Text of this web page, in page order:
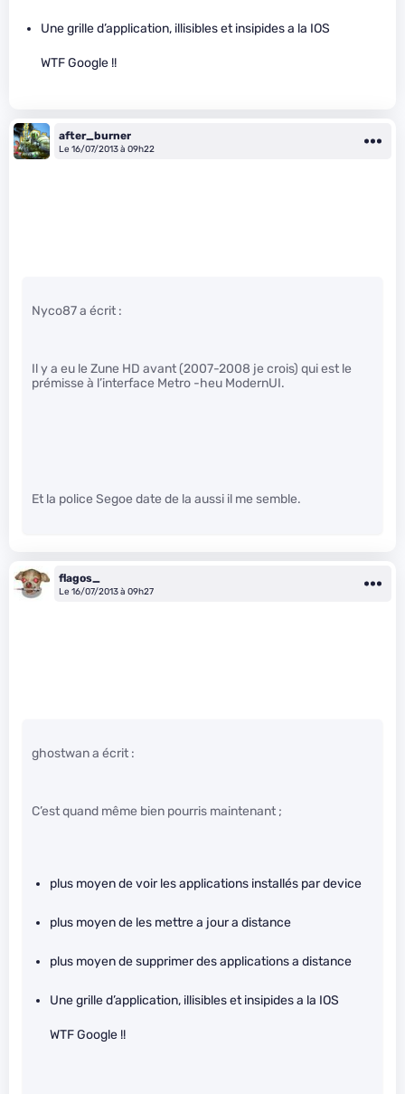
Une grille d’application, illisibles et insipides a la IOS
WTF Google !!
after_burner
Le 16/07/2013 à 09h22
Nyco87 a écrit :
Il y a eu le Zune HD avant (2007-2008 je crois) qui est le
prémisse à l’interface Metro -heu ModernUI.
Et la police Segoe date de la aussi il me semble.
flagos_
Le 16/07/2013 à 09h27
ghostwan a écrit :
C’est quand même bien pourris maintenant ;
plus moyen de voir les applications installés par device
plus moyen de les mettre a jour a distance
plus moyen de supprimer des applications a distance
Une grille d’application, illisibles et insipides a la IOS
WTF Google !!